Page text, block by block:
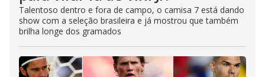
Talentoso dentro e fora de campo, o camisa 7 está dando
show com a seleção brasileira e já mostrou que também
brilha longe dos gramados